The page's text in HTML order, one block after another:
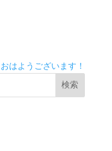
おはようございます！
検索